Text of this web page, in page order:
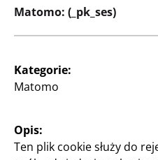
Matomo: (_pk_ses)
Kategorie:
Matomo
Opis:
Ten plik cookie służy do